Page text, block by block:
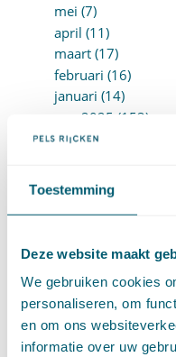
Toestemming
Deze website maakt
We gebruiken cookies
personaliseren, om
en om ons
informatie over uw
mei (7)
april (11)
maart (17)
februari (16)
januari (14)
2025 (153)
december (15)
september (8)
augustus (6)
juni (13)
mei (13)
april (15)
maart (8)
februari (16)